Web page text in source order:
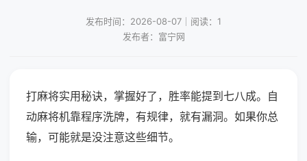
发布时间：2026-08-07｜阅读：1
发布者：富宁网
打麻将实用秘诀，掌握好了，胜率能提到七八成。自
动麻将机靠程序洗牌，有规律，就有漏洞。如果你总
输，可能就是没注意这些细节。